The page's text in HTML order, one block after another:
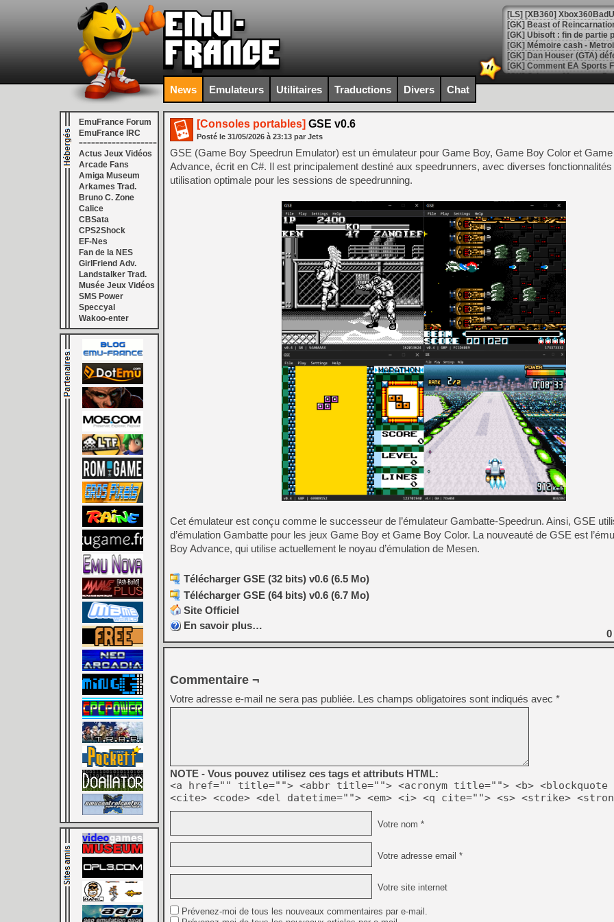
[GK] Beast of
[GK] Ubisoft : fin de partie
[GK] Mémoire cash -
[GK] Dan Houser (GTA)
[GK] Comment EA Sports
[GK] Crimson Moon : un
[GK] Isle of Reveries : le
[GK] Moonlighter 2 : The
[GK] Capcom relance
[Mo5] Deux inédits du
[GK] Le beat'em up The
[GK] Endless Legend 2 :
[LS] [PS5] Le WebKit
[GK] Oubliez Crazy Taxi,
[LS] [Switch] NSZ 5.0.0
[GK] No More Room in
[GK] Un chatbot Atelier
[GK] Mémoire cash -
[GK] Nvidia : le prix des
[GK] Suikoden Star Leap :
[Mo5] La mini borne
[GK] Atari renoue avec les
[GK] Le studio de FIFA
[GK] La PlayStation 1 en
[GK] Dawn of War 4 : les
[GK] CloverPit : l'héritier
[GK] Stellar Blade : Blood
[GK] Palworld Online est
[GK] Wuchang 2 : le souls-
[GK] Minecraft et ses «
News Emulateurs Utilitaires Traductions Divers Chat
EmuFrance Forum
EmuFrance IRC
===================
Actus Jeux Vidéos
Arcade Fans
Amiga Museum
Arkames Trad.
Bruno C. Zone
Calice
CBSata
CPS2Shock
EF-Nes
Fan de la NES
GirlFriend Adv.
Landstalker Trad.
Musée Jeux Vidéos
SMS Power
Speccyal
Wakoo-enter
[Consoles portables] GSE v0.6
Posté le 31/05/2026 à 23:13 par Jets
GSE (Game Boy Speedrun Emulator) est un émulateur pour Game Boy, Game Boy Color et
Advance, écrit en C#. Il est principalement destiné aux speedrunners, avec diverses
utilisation optimale pour les sessions de speedrunning.
Cet émulateur est conçu comme le successeur de l’émulateur Gambatte-Speedrun. Ainsi, GSE
d’émulation Gambatte pour les jeux Game Boy et Game Boy Color. La nouveauté de GSE est
Boy Advance, qui utilise actuellement le noyau d’émulation de Mesen.
Télécharger GSE (32 bits) v0.6 (6.5 Mo)
Télécharger GSE (64 bits) v0.6 (6.7 Mo)
Site Officiel
En savoir plus…
0
Commentaire ¬
Votre adresse e-mail ne sera pas publiée. Les champs obligatoires sont indiqués avec *
NOTE - Vous pouvez utilisez ces tags et attributs HTML:
<a href="" title=""> <abbr title=""> <acronym title=""> <b> <blockquote
<cite> <code> <del datetime=""> <em> <i> <q cite=""> <s> <strike>
Votre nom *
Votre adresse email *
Votre site internet
Prévenez-moi de tous les nouveaux commentaires par e-mail.